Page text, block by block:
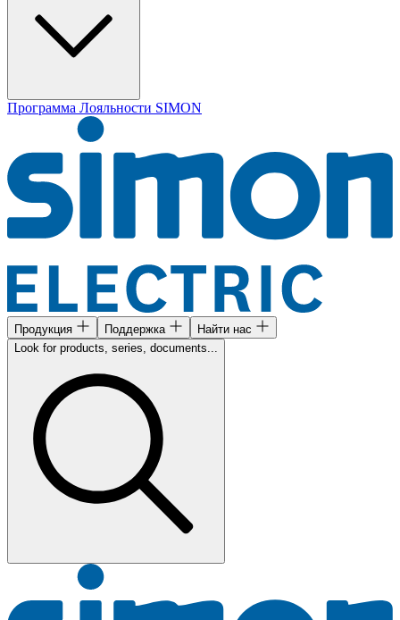
Программа Лояльности SIMON
Продукция Поддержка
Найти нас
Look for products, series, documents...